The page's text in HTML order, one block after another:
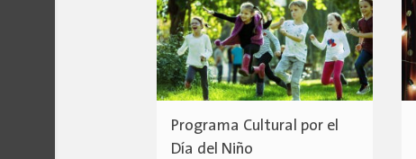
Programa Cultural por el
Día del Niño